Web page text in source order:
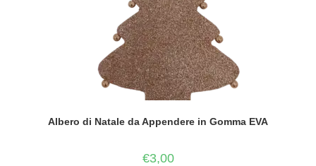
Albero di Natale da Appendere in Gomma EVA
€3,00